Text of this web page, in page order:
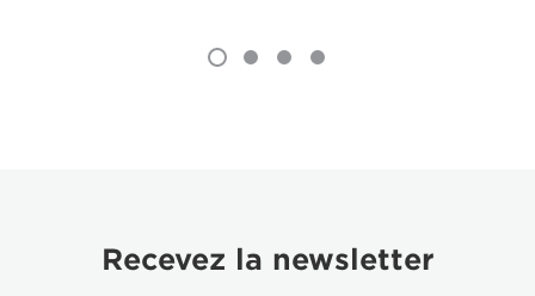
Recevez la newsletter